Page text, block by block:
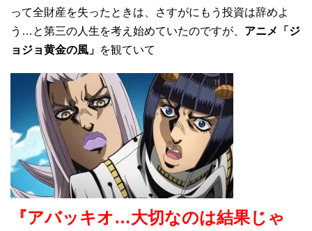
って全財産を失ったときは、さすがにもう投資は辞めよ
う…と第三の人生を考え始めていたのですが、 アニメ「ジ
ョジョ黄金の風」 を観ていて
『アバッキオ…大切なのは結果じゃ